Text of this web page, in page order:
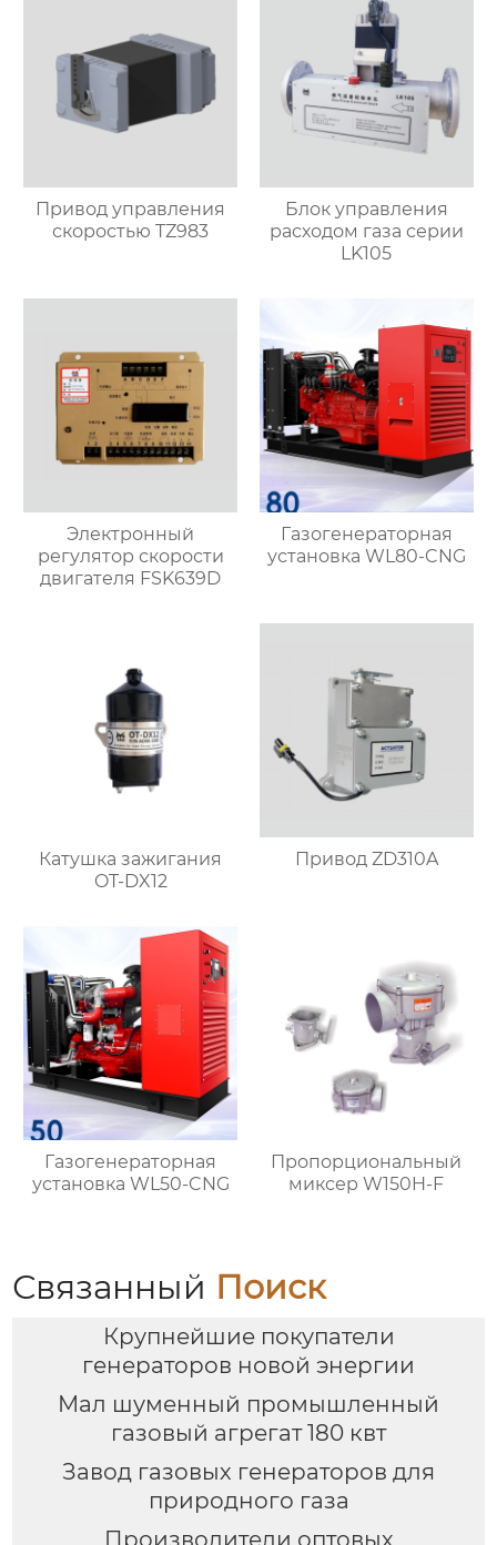
Привод управления
скоростью TZ983
Блок управления
расходом газа серии
LK105
Электронный
регулятор скорости
двигателя FSK639D
Газогенераторная
установка WL80-CNG
Катушка зажигания
OT-DX12
Привод ZD310A
Газогенераторная
установка WL50-CNG
Пропорциональный
миксер W150H-F
Связанный Поиск
Крупнейшие покупатели
генераторов новой энергии
Мал шуменный промышленный
газовый агрегат 180 квт
Завод газовых генераторов для
природного газа
Производители оптовых